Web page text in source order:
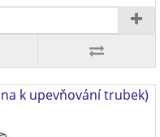
k upevňování trubek)